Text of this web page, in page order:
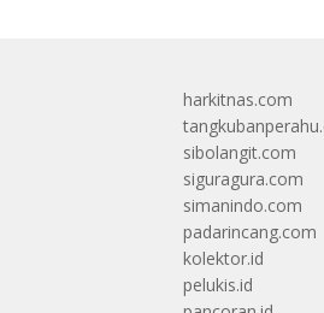
harkitnas.com
sibolangit.com
siguragura.com
simanindo.com
padarincang.com
kolektor.id
pelukis.id